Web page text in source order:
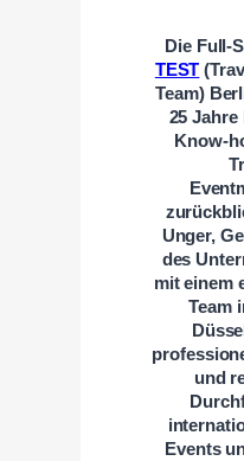
Die Full-
TEST
Team)
25 Jahre
Know-
Unger,
des
mit einem
Team
und
Events